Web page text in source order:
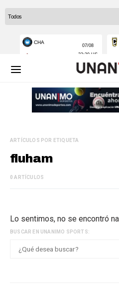
ARTÍCULOS POR ETIQUETA
fluham
0 ARTÍCULOS
Lo sentimos, no se encontró
BUSCAR EN UNANIMO SPORTS: